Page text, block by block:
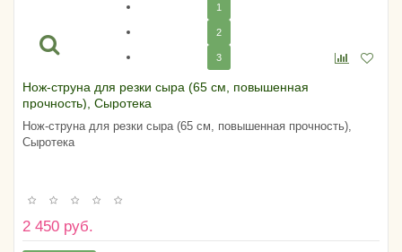
1
2
3
Нож-струна для резки сыра (65 см, повышенная
прочность), Сыротека
Нож-струна для резки сыра (65 см, повышенная прочность),
Сыротека
2 450 руб.